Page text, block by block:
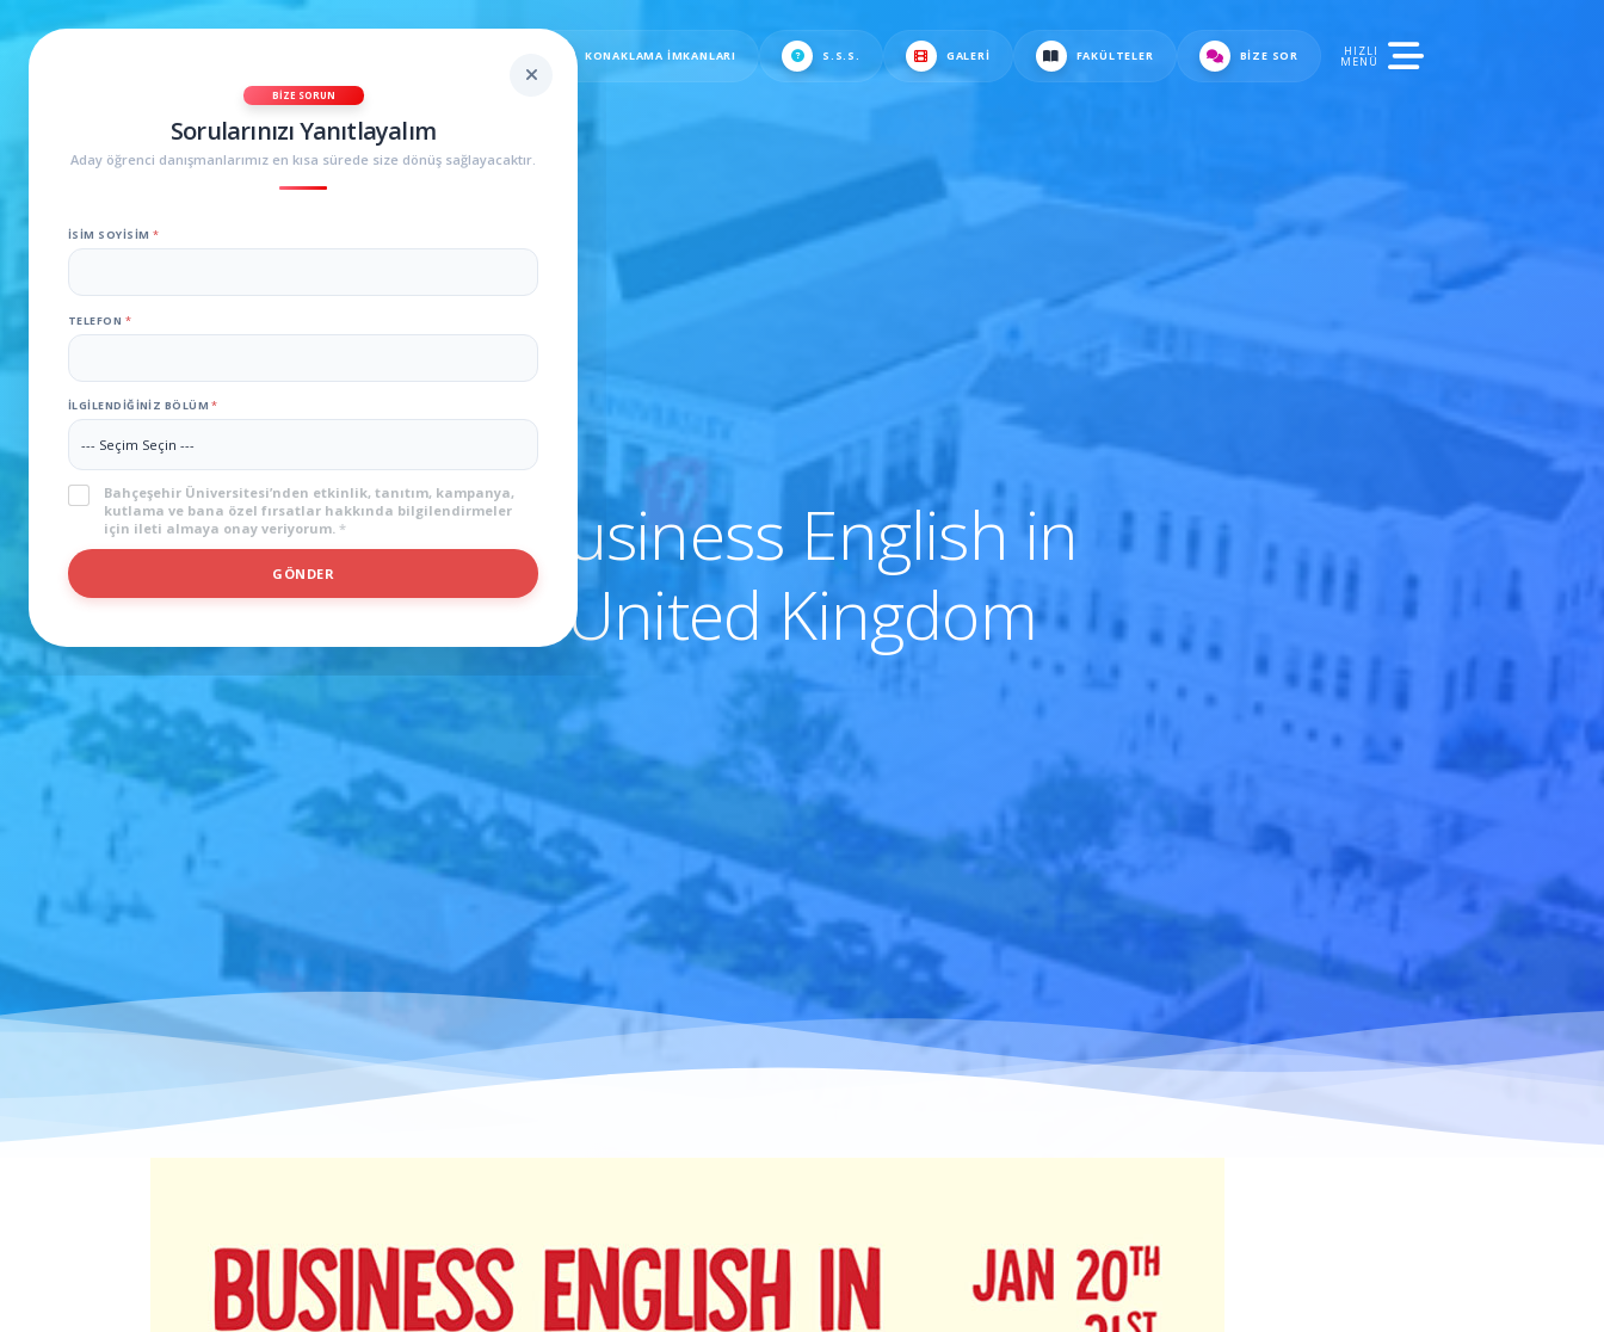
KONAKLAMA İMKANLARI S.S.S. GALERI FAKÜLTELER BIZE SOR HIZLI
MENÜ
BIZE SORUN
Sorularınızı Yanıtlayalım
Aday öğrenci danışmanlarımız en kısa sürede size dönüş sağlayacaktır.
İSIM SOYISIM *
TELEFON *
İLGILENDIĞINIZ BÖLÜM*
KVKK*
Bahçeşehir Üniversitesi’nden etkinlik, tanıtım, kampanya,
kutlama ve bana özel fırsatlar hakkında bilgilendirmeler
için ileti almaya onay veriyorum. *
İ
L
L
E
D
GÖNDER
Business English in
United Kingdom